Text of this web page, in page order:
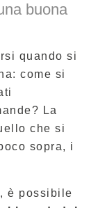
buona
quando si
come si
La
che si
sopra, i
è possibile